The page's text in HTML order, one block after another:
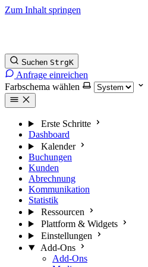
Zum Inhalt springen
Suchen StrgK
Anfrage einreichen
Farbschema wählen
Erste Schritte
Dashboard
Kalender
Buchungen
Kunden
Abrechnung
Kommunikation
Statistik
Ressourcen
Plattform & Widgets
Einstellungen
Add-Ons
Add-Ons